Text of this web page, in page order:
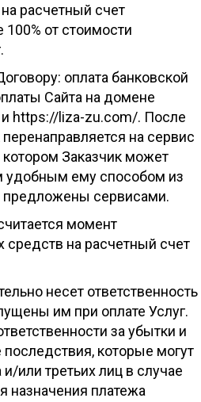
расчетный счет
от стоимости
оплата банковской
Сайта на домене
https://liza-zu.com/. После
перенаправляется на сервис
Заказчик может
удобным ему способом из
предложены сервисами.
момент
на расчетный счет
несет ответственность
им при оплате Услуг.
за убытки и
которые могут
и/или третьих лиц в случае
назначения платежа